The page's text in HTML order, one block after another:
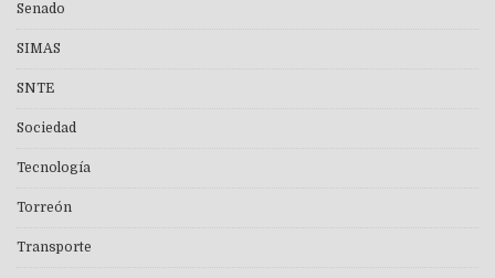
Senado
SIMAS
SNTE
Sociedad
Tecnología
Torreón
Transporte